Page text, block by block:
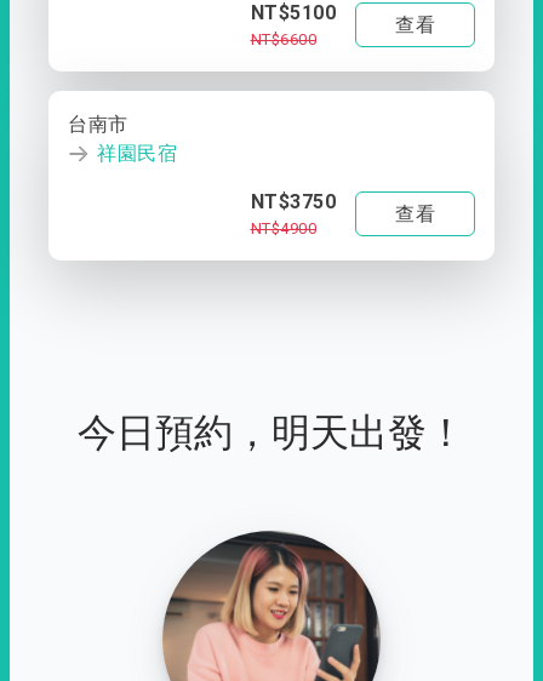
NT$5100
NT$6600
查看
台南市
祥園民宿
NT$3750
NT$4900
查看
今日預約，明天出發！